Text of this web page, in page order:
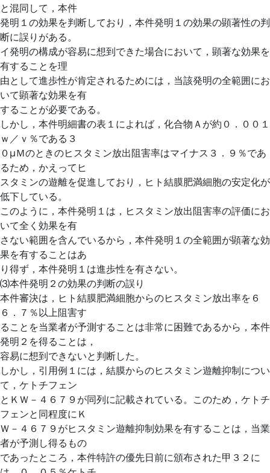
と混同して，本件
発明１の効果を判断しており，本件発明１の効果の顕著性の判
断に誤りがある。
イ発明の構成が容易に想到できた場合において，顕著な効果を
有することを理
由として進歩性が肯定されるためには，当該発明の全範囲にお
いて顕著な効果を有
することが必要である。
しかし，本件明細書の表１によれば，化合物Ａが約０．００１
ｗ／ｖ％である３
０μＭのときのヒスタミン放出阻害率はマイナス３．９％であ
るため，かえってヒ
スタミンの遊離を促進しており，ヒト結膜肥満細胞の安定化が
低下している。
このように，本件発明１は，ヒスタミン放出阻害率の評価にお
いて全く効果を有
さない範囲を含んでいるから，本件発明１の全範囲が顕著な効
果を有することはあ
り得ず，本件発明１は進歩性を有さない。
⑶本件発明２の効果の判断の誤り
本件審決は，ヒト結膜肥満細胞からのヒスタミン放出率を６
６．７％以上阻害す
ることを当業者が予測することは非常に困難であるから，本件
発明２を得ることは，
容易に想到できないと判断した。
しかし，引用例１には，結膜からのヒスタミン遊離抑制につい
て，ケトチフェン
とＫＷ－４６７９が同列に記載されている。このため，ケトチ
フェンと同程度にＫ
Ｗ－４６７９がヒスタミン遊離抑制効果を有することは，当業
者が予測し得るもの
であったところ，本件特許の優先日前に頒布された甲３２に